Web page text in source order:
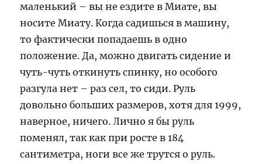
маленький – вы не ездите в Миате, вы
носите Миату. Когда садишься в машину,
то фактически попадаешь в одно
положение. Да, можно двигать сидение и
чуть-чуть откинуть спинку, но особого
разгула нет – раз сел, то сиди. Руль
довольно больших размеров, хотя для 1999,
наверное, ничего. Лично я бы руль
поменял, так как при росте в 184
сантиметра, ноги все же трутся о руль.